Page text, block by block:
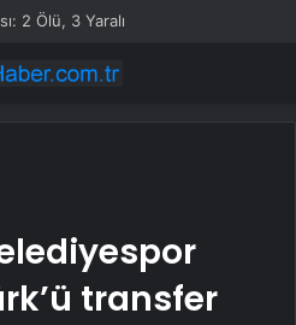
2 Ölü, 3 Yaralı
transfer